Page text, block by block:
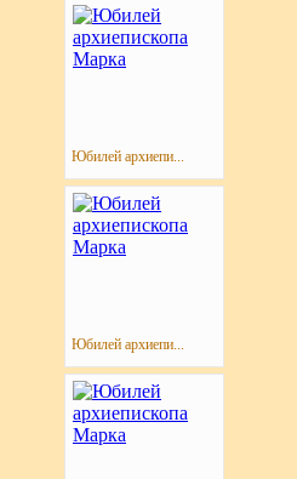
Юбилей архиепи...
Юбилей архиепи...